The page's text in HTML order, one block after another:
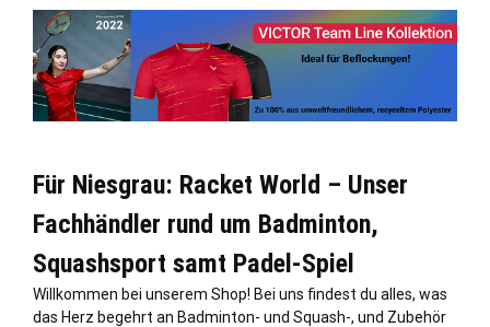
Für Niesgrau: Racket World – Unser
Fachhändler rund um Badminton,
Squashsport samt Padel-Spiel
Willkommen bei unserem Shop! Bei uns findest du alles, was
das Herz begehrt an Badminton- und Squash-, und Zubehör